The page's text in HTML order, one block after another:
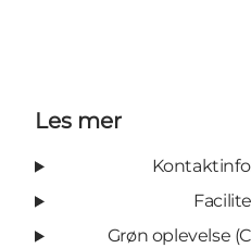
Les mer
Grøn oplevelse